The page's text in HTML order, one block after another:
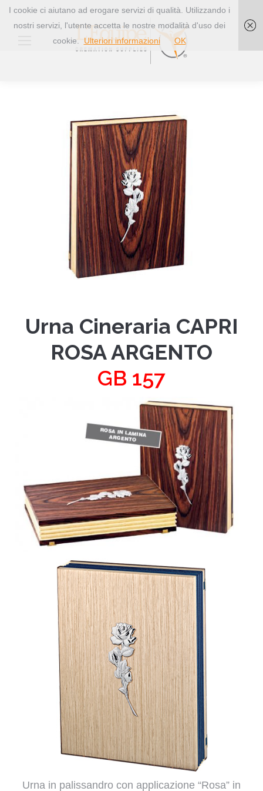
Urna Cineraria CAPRI
ROSA ARGENTO
GB 157
Urna in palissandro con applicazione “Rosa” in
I cookie ci aiutano ad erogare servizi di qualità. Utilizzando i
nostri servizi, l'utente accetta le nostre modalità d'uso dei
cookie.
Ulteriori informazioni OK